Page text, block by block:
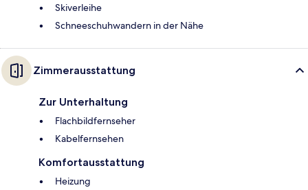
Skiverleihe
Schneeschuhwandern in der Nähe
Zimmerausstattung
Zur Unterhaltung
Flachbildfernseher
Kabelfernsehen
Komfortausstattung
Heizung